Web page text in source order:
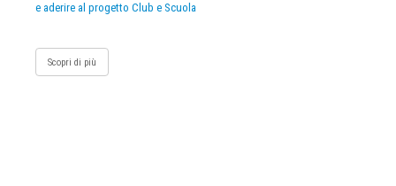
e aderire al progetto Club e Scuola
Scopri di più